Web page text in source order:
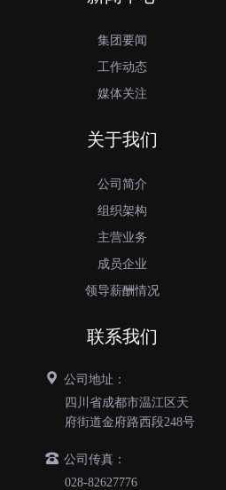
集团要闻
工作动态
媒体关注
关于我们
公司简介
组织架构
主营业务
成员企业
领导薪酬情况
联系我们
公司地址：
四川省成都市温江区天
府街道金府路西段248号
公司传真：
028-82627776